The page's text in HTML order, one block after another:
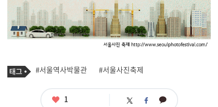
기
사
태
그
#서울역사박물관 #서울사진축제
좋1 트 페 카